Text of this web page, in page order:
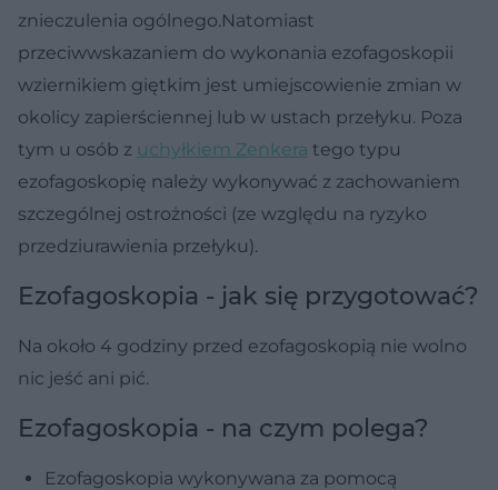
znieczulenia ogólnego.Natomiast
przeciwwskazaniem do wykonania ezofagoskopii
wziernikiem giętkim jest umiejscowienie zmian w
okolicy zapierściennej lub w ustach przełyku. Poza
tym u osób z uchyłkiem Zenkera tego typu
ezofagoskopię należy wykonywać z zachowaniem
szczególnej ostrożności (ze względu na ryzyko
przedziurawienia przełyku).
Ezofagoskopia - jak się przygotować?
Na około 4 godziny przed ezofagoskopią nie wolno
nic jeść ani pić.
Ezofagoskopia - na czym polega?
Ezofagoskopia wykonywana za pomocą